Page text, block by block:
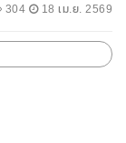
304 18 เม.ย. 2569